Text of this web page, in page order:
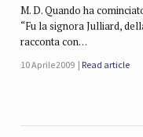
M. D. Quando ha
“Fu la signora Julliard,
racconta con…
10 Aprile 2009 Read article